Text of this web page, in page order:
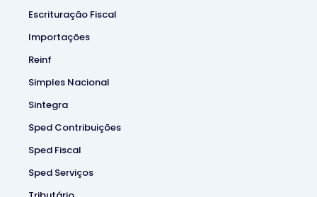
Escrituração Fiscal
Importações
Reinf
Simples Nacional
Sintegra
Sped Contribuições
Sped Fiscal
Sped Serviços